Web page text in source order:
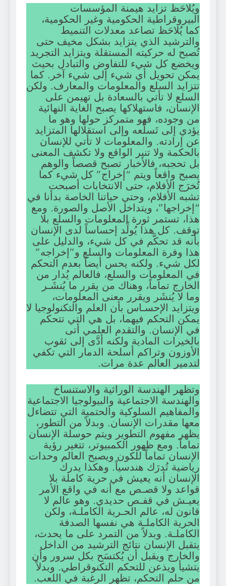
ويُلاحَظ تزايد هيمنة المؤسسات
البيروقراطية الحكومية وغير الحكومية،
كما يُلاحَظ تصاعد معدلات التنميط
والترشيد الذي يتزايد بشكل مخيف حتى
تُصبح له حركيته المستقلة ويتزايد التجريد
ويخضع كل شيء للتفاوض والتبادل بحيث
يمكن تحويل أي شيء إلى شيء آخر. كما
تتزايد السلع والمعلومات والمعارف. ولكن
السلع لا تأتي بالسعادة بل تهيمن على
الإنسان، فاستهلاكها يصبح الغاية النهائية
من وجوده، فهو متمركز حولها وهو ما
يؤدي إلى تَسلُّعه وإلى استقلالها المتزايد
عن إرادته. والمعلومات لا تأتي للإنسان
بالحكمة ولا تنير الواقع ولا تكشف المعنى
بل تحجبه، فالأخبار تصبح قصصاً والوهم
يصبح واقعاً ويتم “إخراج” كل شيء كما
تُخرَج الأفلام، حتى الانتخابات أصبحت
تشبه الأفلام، وحتي حياتنا الخاصة بدأنا في
“إخراجها”، ويتداخل الأصل والصورة. ومع
هذا، تستمر ثورة المعلومات والسلع بلا
توقف. كل هذا يُولِّد إحساساً لدى الإنسان
بأنه قد تحكَّم في كل شيء، والدليل على
هذا وفرة المعلومات والسلع و”إخراجه”
لكل شيء. ولكنه يحس أيضاً بعدم التحكم
في المعلومات والسلع، فالعالم يُدار من
الخارج تماماً، وهناك من يقرر ما يُنشَـر
وما لا يُنشَر ويقرر معنى المعلومات،
ويتزايد الإحسـاس بأن العلم والتكنولوجيا لا
يمكن التحكم فيهما، بل هي التي تتحكم
في الإنسان. والتقدم العلمي أتى
بالخيرات المادية ولكنه أدَّى إلى ثقوب
الأوزون وتراكم أسلحة الدمار التي تكفي
لتدمير العالم عدة مرات.
وتظهر الهندسة الوراثية والاستنساخ
والهندسة الاجتماعية والبيولوجيا الاجتماعية
والمفاهيم السلوكية والحتمية التي تتضاءل
معها مقدرات الإنسان. وبدلاً من التطور،
يظهر مفهوم التطوير ويتم حوسلة الإنسان
تماماً. ومع ظهور الكمبيوتر، تتغير رؤية
الإنسان تماماً للكون ويصبح العالم وحدات
رياضية تُدرَك هندسياً. وهكذا يدرك
الإنسان أنه يعيش في حرية كاملة بلا
قواعد ولا قصـص مع أنه في واقع الأمر
يعيـش في قفـص حديدي. وهو عالم لا
قانون له، عالم الحـرية الكاملـة، ولكن
الحرية الكاملـة هي نفسها الصدفة
الكاملـة. وبدلاً من التمرد على ما يحدث،
يتقبل الإنسان نتائج الترشيد من الداخل
والخارج ويقبل أن يُكتسَح بكل سرور وأن
يتشيأ ويذعن للتحكم التكنوقراطي. وبدلاً
من حلم التحكم، تظهر الرغبة في اللعب.